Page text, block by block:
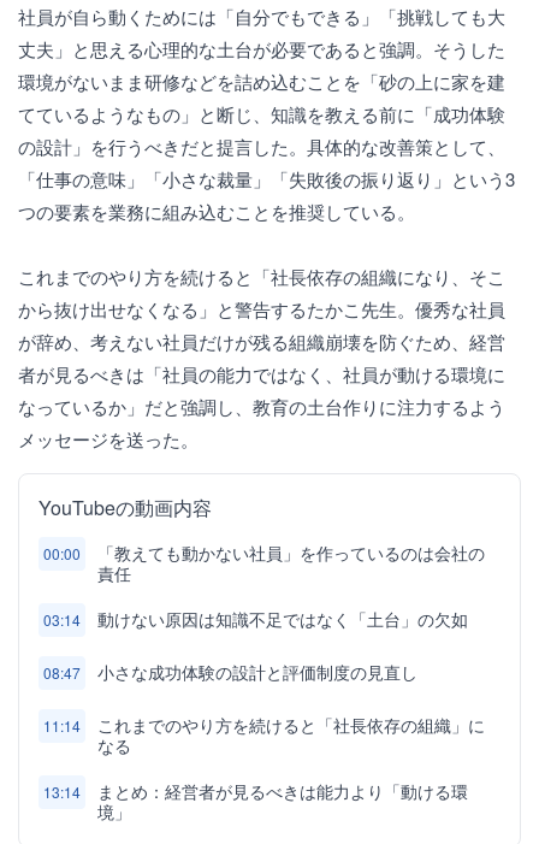
社員が自ら動くためには「自分でもできる」「挑戦しても大
丈夫」と思える心理的な土台が必要であると強調。そうした
環境がないまま研修などを詰め込むことを「砂の上に家を建
てているようなもの」と断じ、知識を教える前に「成功体験
の設計」を行うべきだと提言した。具体的な改善策として、
「仕事の意味」「小さな裁量」「失敗後の振り返り」という3
つの要素を業務に組み込むことを推奨している。
これまでのやり方を続けると「社長依存の組織になり、そこ
から抜け出せなくなる」と警告するたかこ先生。優秀な社員
が辞め、考えない社員だけが残る組織崩壊を防ぐため、経営
者が見るべきは「社員の能力ではなく、社員が動ける環境に
なっているか」だと強調し、教育の土台作りに注力するよう
メッセージを送った。
YouTubeの動画内容
00:00
「教えても動かない社員」を作っているのは会社の
責任
03:14 動けない原因は知識不足ではなく「土台」の欠如
08:47 小さな成功体験の設計と評価制度の見直し
11:14
これまでのやり方を続けると「社長依存の組織」に
なる
13:14
まとめ：経営者が見るべきは能力より「動ける環
境」